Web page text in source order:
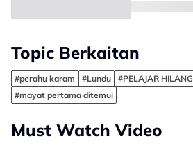
Topic Berkaitan
#perahu karam #Lundu
#PELAJAR HILANG
#mayat pertama ditemui
Must Watch Video